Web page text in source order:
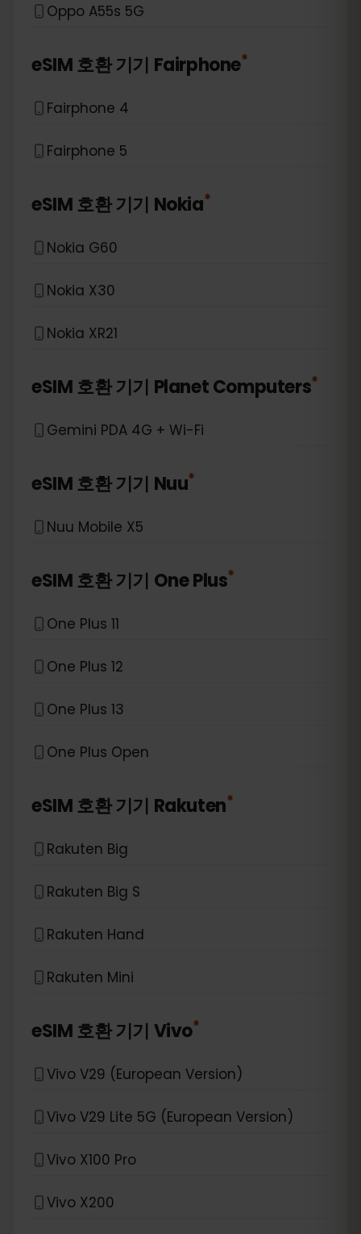
Oppo A55s 5G
eSIM 호환 기기 Fairphone*
Fairphone 4
Fairphone 5
eSIM 호환 기기 Nokia*
Nokia G60
Nokia X30
Nokia XR21
eSIM 호환 기기 Planet Computers*
Gemini PDA 4G + Wi-Fi
eSIM 호환 기기 Nuu*
Nuu Mobile X5
eSIM 호환 기기 One Plus*
One Plus 11
One Plus 12
One Plus 13
One Plus Open
eSIM 호환 기기 Rakuten*
Rakuten Big
Rakuten Big S
Rakuten Hand
Rakuten Mini
eSIM 호환 기기 Vivo*
Vivo V29 (European Version)
Vivo V29 Lite 5G (European Version)
Vivo X100 Pro
Vivo X200